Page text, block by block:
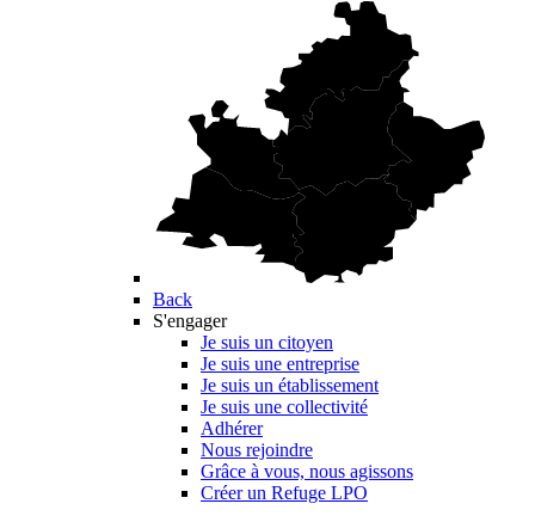
Back
S'engager
Je suis un citoyen
Je suis une entreprise
Je suis un établissement
Je suis une collectivité
Adhérer
Nous rejoindre
Grâce à vous, nous agissons
Créer un Refuge LPO